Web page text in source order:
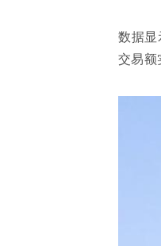
数据显
交易额